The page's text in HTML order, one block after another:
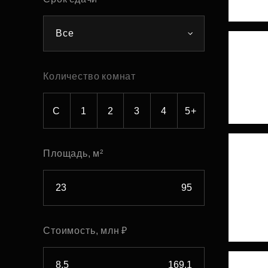
Рефинансирование
Все
Количество комнат
С 1 2 3 4 5+
Площадь, м²
Стоимость, млн ₽